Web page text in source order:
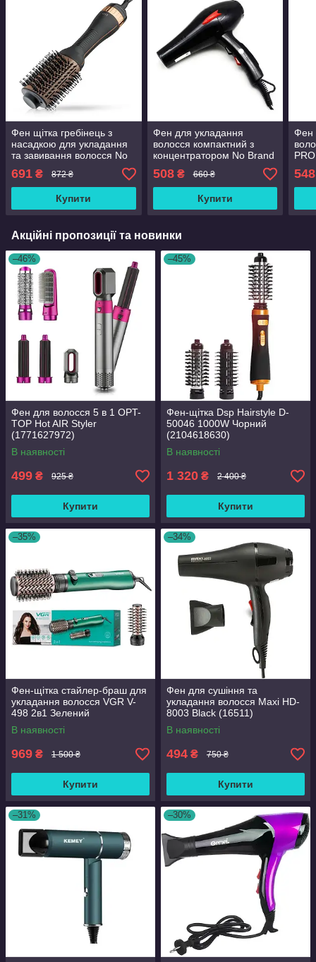
Фен щітка гребінець з
насадкою для укладання
та завивання волосся No
Brand R420 Чорний
(41325-420_316)
691 ₴ 872 ₴
Купити
Фен для укладання
волосся компактний з
концентратором No Brand
GM-1706 Чорний (GM-
1706_253)
508₴ 660 ₴
Купити
Фен
548
Акційні пропозиції та новинки
–46%
Фен для волосся 5 в 1 OPT-
TOP Hot AIR Styler
(1771627972)
В наявності
499 ₴ 925 ₴
Купити
–45%
Фен-щітка Dsp Hairstyle D-
50046 1000W Чорний
(2104618630)
В наявності
1 320 ₴ 2 400 ₴
Купити
–35%
Фен-щітка стайлер-браш для
укладання волосся VGR V-
498 2в1 Зелений
(2104618419)
В наявності
969 ₴ 1 500 ₴
Купити
–34%
Фен для сушіння та
укладання волосся Maxi HD-
8003 Black (16511)
В наявності
494 ₴ 750 ₴
Купити
–31% –30%